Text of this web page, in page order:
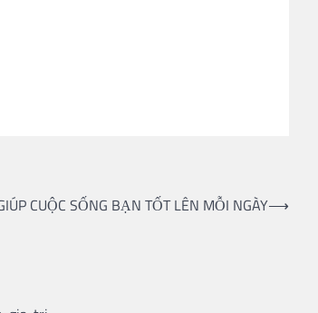
CUỘC SỐNG BẠN TỐT LÊN MỖI NGÀY⟶